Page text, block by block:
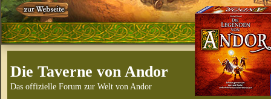
Die Taverne von Andor
Das offizielle Forum zur Welt von Andor